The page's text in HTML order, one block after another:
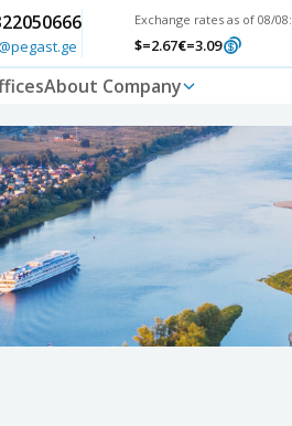
Exchange rates as of 08/08:
$=2.67€=3.09
About Company